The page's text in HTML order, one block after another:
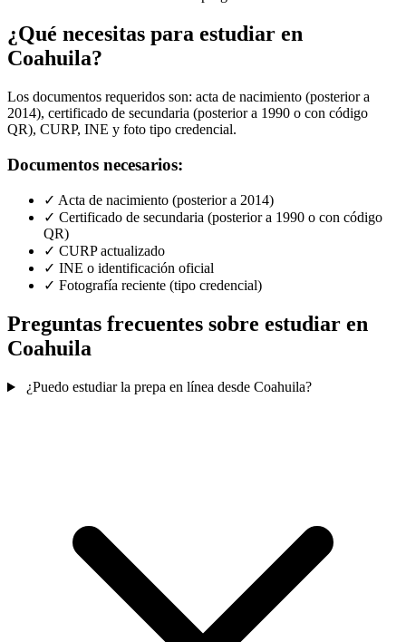
¿Qué necesitas para estudiar en
Coahuila?
Los documentos requeridos son: acta de nacimiento (posterior a
2014), certificado de secundaria (posterior a 1990 o con código
QR), CURP, INE y foto tipo credencial.
Documentos necesarios:
✓ Acta de nacimiento (posterior a 2014)
✓ Certificado de secundaria (posterior a 1990 o con código
QR)
✓ CURP actualizado
✓ INE o identificación oficial
✓ Fotografía reciente (tipo credencial)
Preguntas frecuentes sobre estudiar en
Coahuila
¿Puedo estudiar la prepa en línea desde Coahuila?